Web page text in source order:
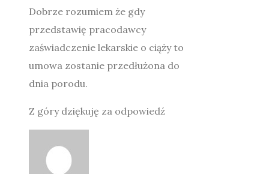
Dobrze rozumiem że gdy
przedstawię pracodawcy
zaświadczenie lekarskie o ciąży to
umowa zostanie przedłużona do
dnia porodu.
Z góry dziękuję za odpowiedź